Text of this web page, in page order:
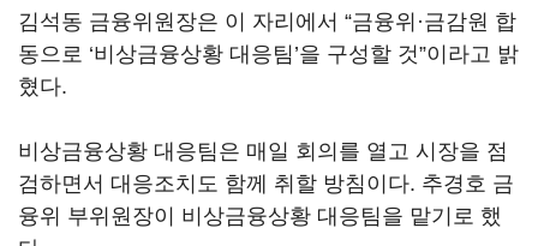
김석동 금융위원장은 이 자리에서 “금융위·금감원 합
동으로 ‘비상금융상황 대응팀’을 구성할 것”이라고 밝
혔다.
비상금융상황 대응팀은 매일 회의를 열고 시장을 점
검하면서 대응조치도 함께 취할 방침이다. 추경호 금
융위 부위원장이 비상금융상황 대응팀을 맡기로 했